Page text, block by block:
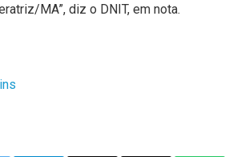
MA”, diz o DNIT, em nota.